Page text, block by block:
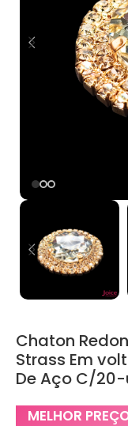
Chaton
Strass Em
De Aço C/
MELHOR